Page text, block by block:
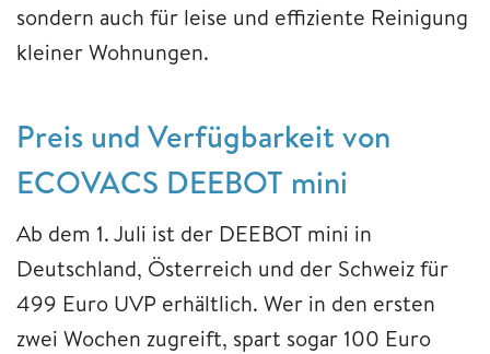
sondern auch für leise und effiziente Reinigung
kleiner Wohnungen.
Preis und Verfügbarkeit von
ECOVACS DEEBOT mini
Ab dem 1. Juli ist der DEEBOT mini in
Deutschland, Österreich und der Schweiz für
499 Euro UVP erhältlich. Wer in den ersten
zwei Wochen zugreift, spart sogar 100 Euro